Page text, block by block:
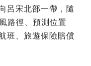
呂宋北部一帶，隨
路徑、預測位置
班、旅遊保險賠償